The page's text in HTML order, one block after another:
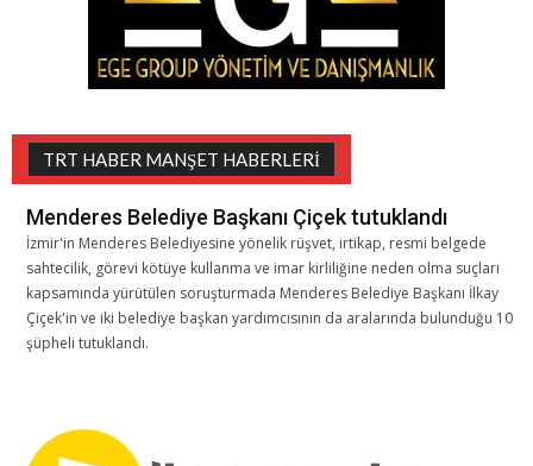
TRT HABER MANŞET HABERLERI
Menderes Belediye Başkanı Çiçek tutuklandı
İzmir'in Menderes Belediyesine yönelik rüşvet, irtikap, resmi belgede
sahtecilik, görevi kötüye kullanma ve imar kirliliğine neden olma suçları
kapsamında yürütülen soruşturmada Menderes Belediye Başkanı İlkay
Çiçek'in ve iki belediye başkan yardımcısının da aralarında bulunduğu 10
şüpheli tutuklandı.